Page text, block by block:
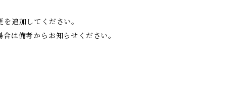
追加してください。
は備考からお知らせください。